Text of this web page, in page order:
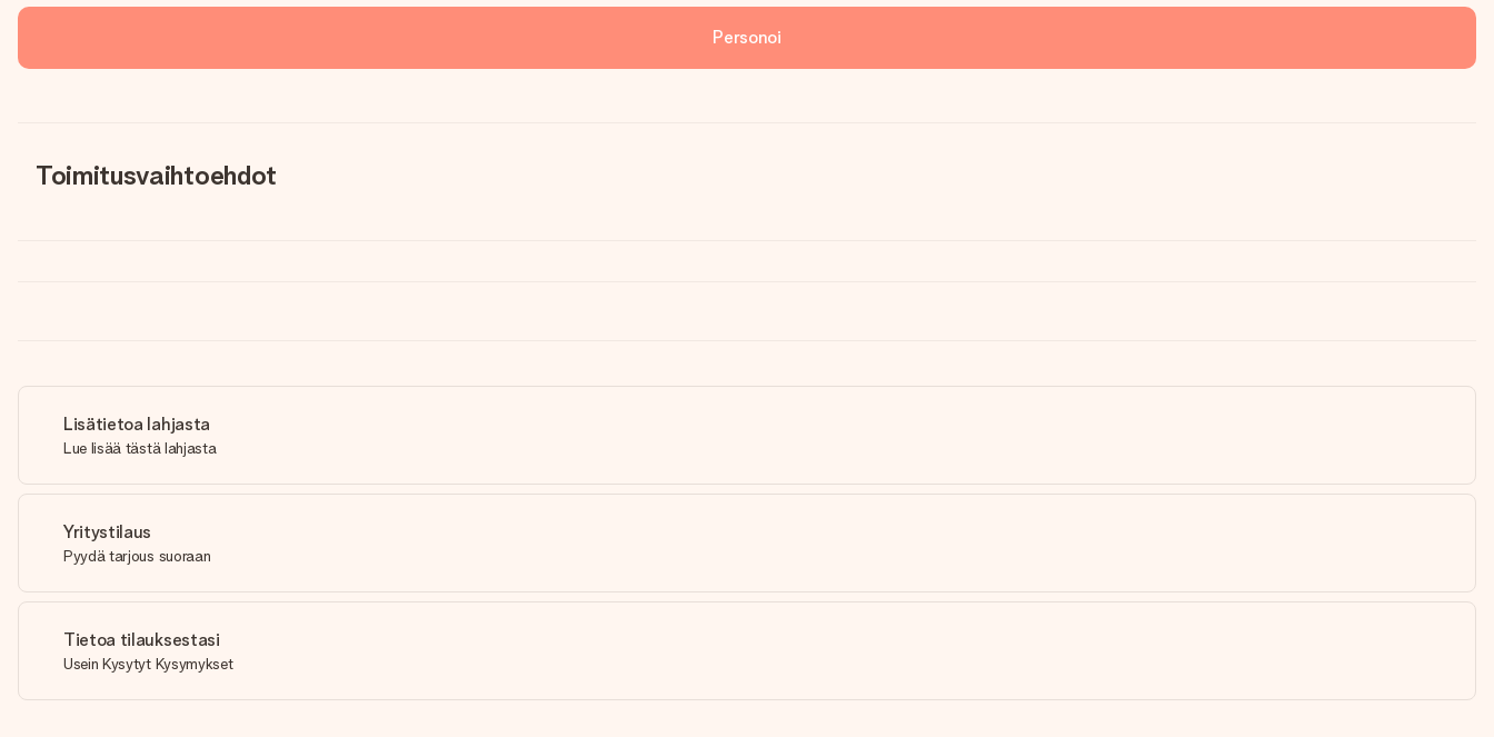
Personoi
Toimitusvaihtoehdot
Lisätietoa lahjasta
Lue lisää tästä lahjasta
Yritystilaus
Pyydä tarjous suoraan
Tietoa tilauksestasi
Usein Kysytyt Kysymykset